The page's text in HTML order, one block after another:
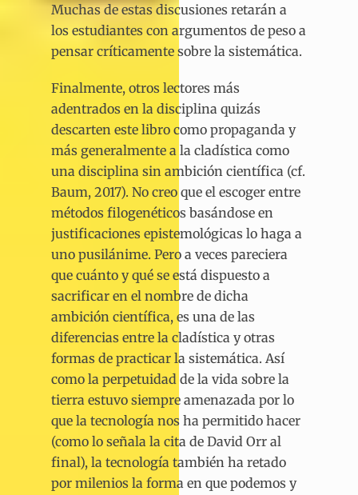
Muchas de estas discusiones retarán a
los estudiantes con argumentos de peso a
pensar críticamente sobre la sistemática.
Finalmente, otros lectores más
adentrados en la disciplina quizás
descarten este libro como propaganda y
más generalmente a la cladística como
una disciplina sin ambición científica (cf.
Baum, 2017). No creo que el escoger entre
métodos filogenéticos basándose en
justificaciones epistemológicas lo haga a
uno pusilánime. Pero a veces pareciera
que cuánto y qué se está dispuesto a
sacrificar en el nombre de dicha
ambición científica, es una de las
diferencias entre la cladística y otras
formas de practicar la sistemática. Así
como la perpetuidad de la vida sobre la
tierra estuvo siempre amenazada por lo
que la tecnología nos ha permitido hacer
(como lo señala la cita de David Orr al
final), la tecnología también ha retado
por milenios la forma en que podemos y